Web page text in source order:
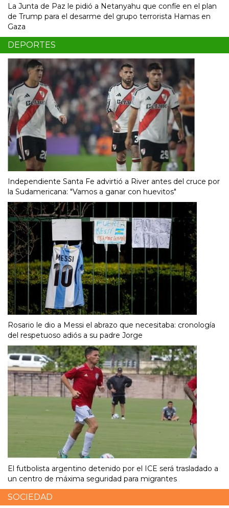
La Junta de Paz le pidió a Netanyahu que confíe en el plan
de Trump para el desarme del grupo terrorista Hamas en
Gaza
DEPORTES
Independiente Santa Fe advirtió a River antes del cruce por
la Sudamericana: "Vamos a ganar con huevitos"
Rosario le dio a Messi el abrazo que necesitaba: cronología
del respetuoso adiós a su padre Jorge
El futbolista argentino detenido por el ICE será trasladado a
un centro de máxima seguridad para migrantes
SOCIEDAD